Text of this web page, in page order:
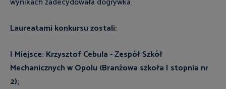
Laureatami konkursu zostali:
I Miejsce: Krzysztof Cebula - Zespół Szkół
Mechanicznych w Opolu (Branżowa szkoła I stopnia nr
2);